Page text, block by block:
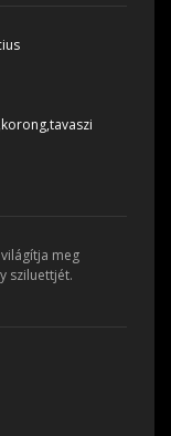
meg
sziluettjét.